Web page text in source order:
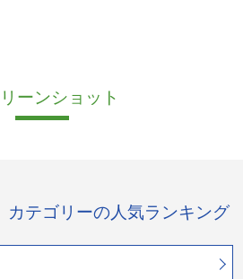
ーンショット
カテゴリーの人気ランキング